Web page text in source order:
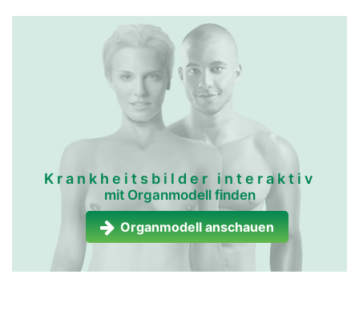
Krankheitsbilder interaktiv
mit Organmodell finden
Organmodell anschauen